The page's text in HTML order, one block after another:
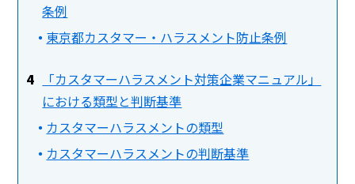
条例
東京都カスタマー・ハラスメント防止条例
「カスタマーハラスメント対策企業マニュアル」
における類型と判断基準
カスタマーハラスメントの類型
カスタマーハラスメントの判断基準